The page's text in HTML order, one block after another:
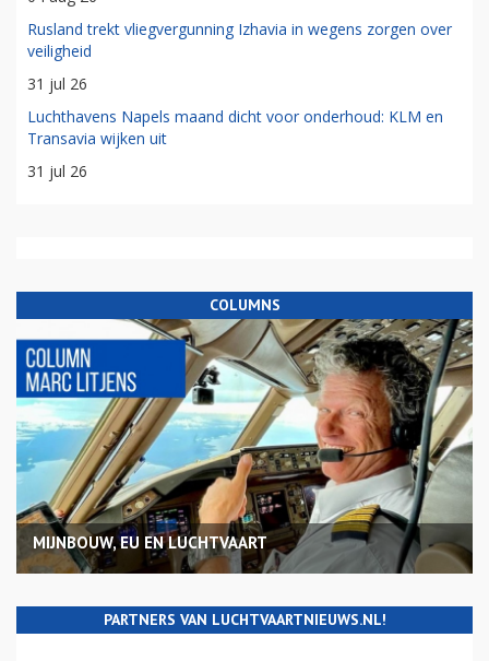
Rusland trekt vliegvergunning Izhavia in wegens zorgen over
veiligheid
31 jul 26
Luchthavens Napels maand dicht voor onderhoud: KLM en
Transavia wijken uit
31 jul 26
COLUMNS
MIJNBOUW, EU EN LUCHTVAART
PARTNERS VAN LUCHTVAARTNIEUWS.NL!